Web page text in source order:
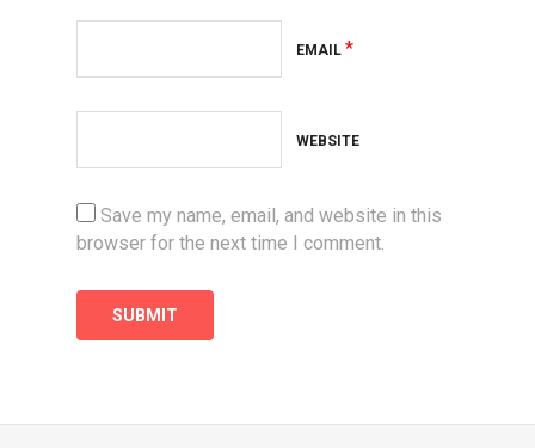
EMAIL *
WEBSITE
Save my name, email, and website in this
browser for the next time I comment.